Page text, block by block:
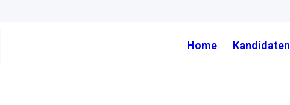
Home Kandidaten